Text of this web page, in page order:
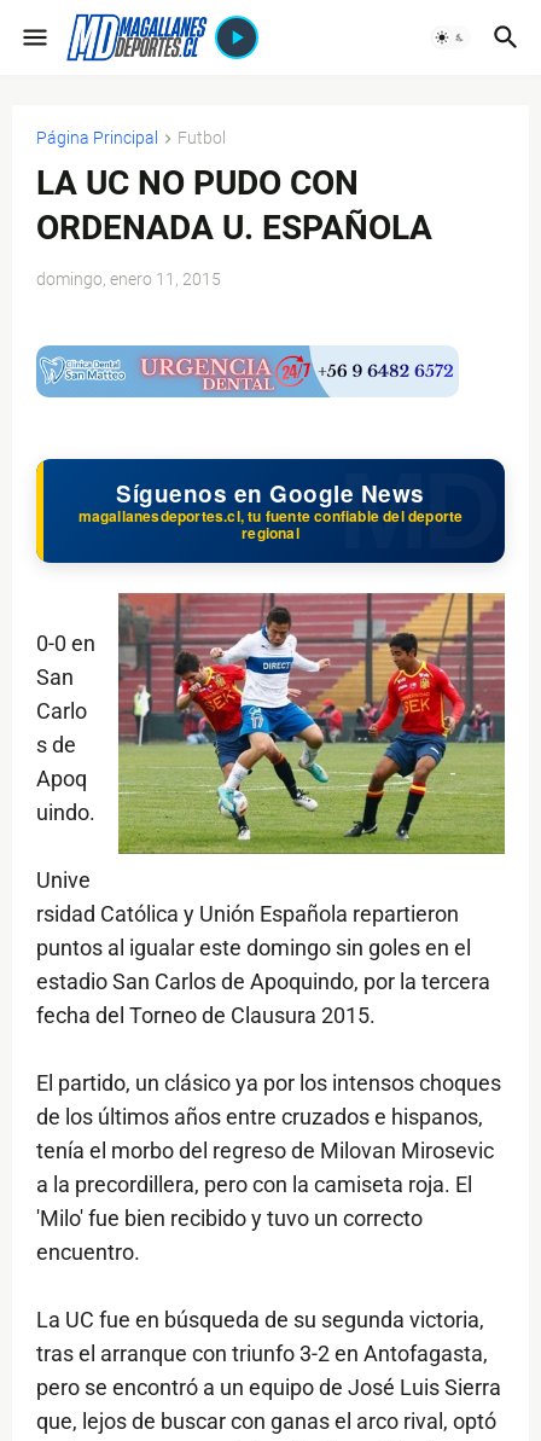
Página Principal Futbol
LA UC NO PUDO CON
ORDENADA U. ESPAÑOLA
domingo, enero 11, 2015
Síguenos en Google News
magallanesdeportes.cl, tu fuente confiable del deporte
regional
0-0 en
San
Carlo
s de
Apoq
uindo.
Unive
rsidad Católica y Unión Española repartieron
puntos al igualar este domingo sin goles en el
estadio San Carlos de Apoquindo, por la tercera
fecha del Torneo de Clausura 2015.
El partido, un clásico ya por los intensos choques
de los últimos años entre cruzados e hispanos,
tenía el morbo del regreso de Milovan Mirosevic
a la precordillera, pero con la camiseta roja. El
'Milo' fue bien recibido y tuvo un correcto
encuentro.
La UC fue en búsqueda de su segunda victoria,
tras el arranque con triunfo 3-2 en Antofagasta,
pero se encontró a un equipo de José Luis Sierra
que, lejos de buscar con ganas el arco rival, optó